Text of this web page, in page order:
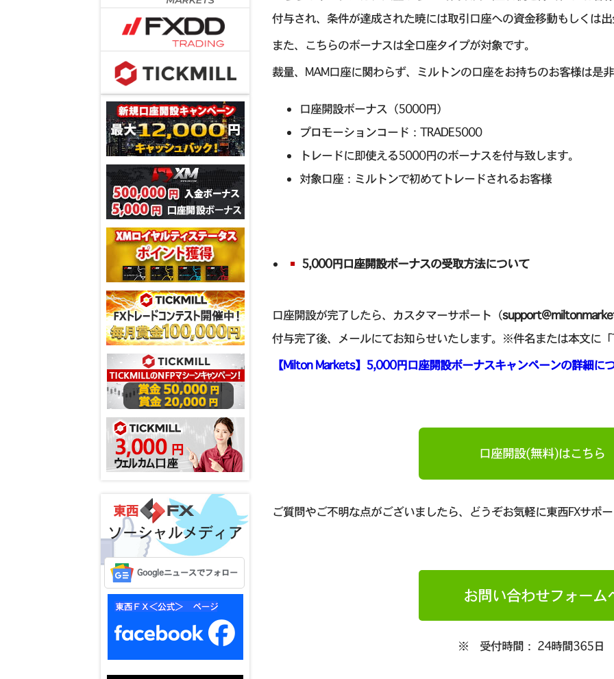
ソーシャルメディア
Googleニュースでフォロー
付与され、条件が達成された暁には取引口座への資金移動もしくは
また、こちらのボーナスは全口座タイプが対象です。
裁量、MAM口座に関わらず、ミルトンの口座をお持ちのお客様は是
口座開設ボーナス（5000円）
プロモーションコード：TRADE5000
トレードに即使える5000円のボーナスを付与致します。
対象口座：ミルトンで初めてトレードされるお客様
5,000円口座開設ボーナスの受取方法について
口座開設が完了したら、カスタマーサポート（
付与完了後、メールにてお知らせいたします。※件名または本文に
【Milton Markets】5,000円口座開設ボーナスキャンペーンの詳細に
口座開設(無料)はこちら
ご質問やご不明な点がございましたら、どうぞお気軽に東西FXサポ
お問い合わせフォーム
※ 受付時間： 24時間365日